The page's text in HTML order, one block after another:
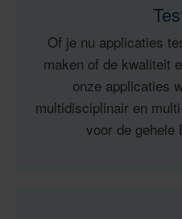
Of je nu applicaties
maken of de kwaliteit
onze applicaties
multidisciplinair en
voor de gehele